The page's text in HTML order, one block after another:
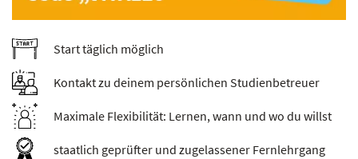
Start täglich möglich
Kontakt zu deinem persönlichen Studienbetreuer
Maximale Flexibilität: Lernen, wann und wo du willst
staatlich geprüfter und zugelassener Fernlehrgang